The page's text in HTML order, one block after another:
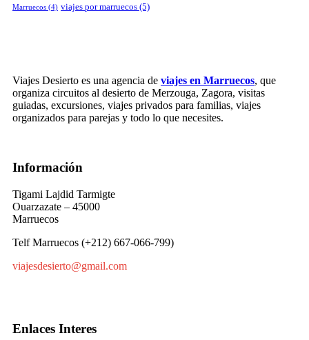
Marruecos (4) viajes por marruecos (5)
Viajes Desierto es una agencia de viajes en Marruecos, que
organiza circuitos al desierto de Merzouga, Zagora, visitas
guiadas, excursiones, viajes privados para familias, viajes
organizados para parejas y todo lo que necesites.
Información
Tigami Lajdid Tarmigte
Ouarzazate – 45000
Marruecos
Telf Marruecos (+212) 667-066-799)
viajesdesierto@gmail.com
Enlaces Interes